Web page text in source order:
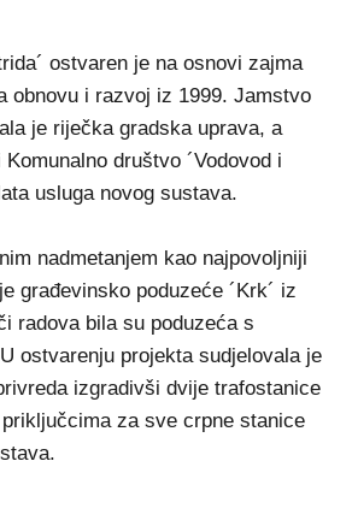
ostvaren je na osnovi zajma
obnovu i razvoj iz 1999. Jamstvo
je riječka gradska uprava, a
društvo ´Vodovod i
usluga novog sustava.
nadmetanjem kao najpovoljniji
građevinsko poduzeće ´Krk´ iz
radova bila su poduzeća s
ostvarenju projekta sudjelovala je
izgradivši dvije trafostanice
za sve crpne stanice